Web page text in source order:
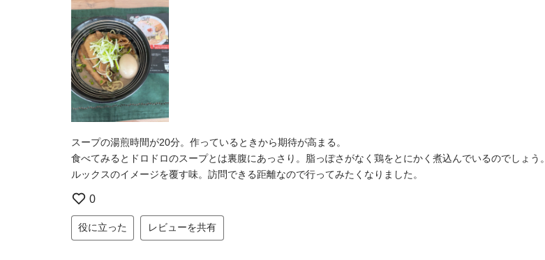
スープの湯煎時間が20分。作っているときから期待が高まる。
食べてみるとドロドロのスープとは裏腹にあっさり。脂っぽさがなく鶏をとにかく煮込んでいるのでしょう。
ルックスのイメージを覆す味。訪問できる距離なので行ってみたくなりました。
0
役に立った レビューを共有